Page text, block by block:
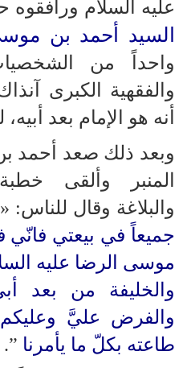
عليه السلام
السيد أحمد بن
واحداً من
والفقهية الكبرى
أنه هو الإمام بعد
وبعد ذلك صعد أحمد
المنبر وألقى
والبلاغة وقال للناس: «
جميعاً في بيعتي
موسى الرضا عليه
والخليفة من بعد
والفرض عليَّ
طاعته بكلّ ما يأمرنا ”.